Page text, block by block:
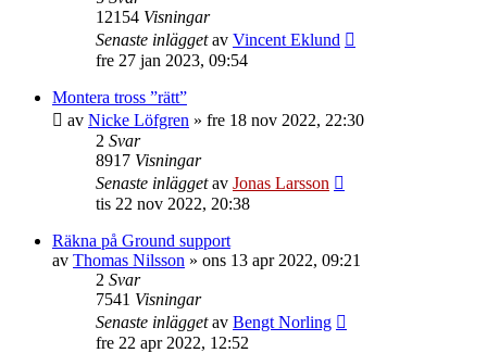
12154 Visningar
Senaste inläggetav Vincent Eklund
fre 27 jan 2023, 09:54
Montera tross ”rätt”
av Nicke Löfgren » fre 18 nov 2022, 22:30
2 Svar
8917 Visningar
Senaste inläggetav Jonas Larsson
tis 22 nov 2022, 20:38
Räkna på Ground support
av Thomas Nilsson » ons 13 apr 2022, 09:21
2 Svar
7541 Visningar
Senaste inläggetav Bengt Norling
fre 22 apr 2022, 12:52